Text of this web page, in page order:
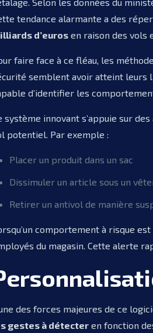
tendance alarmante a des
d’euros en raison des vols
faire face à ce fléau, les
semblent avoir atteint leurs
d’identifier les
système innovant s’appuie sur
potentiel. Par exemple :
Placer un produit dans un sac
Dissimuler un article sous un
Retirer un antivol de manière
comportement à risque
du magasin. Cette alerte
des forces majeures de ce
gestes à détecter en fonction